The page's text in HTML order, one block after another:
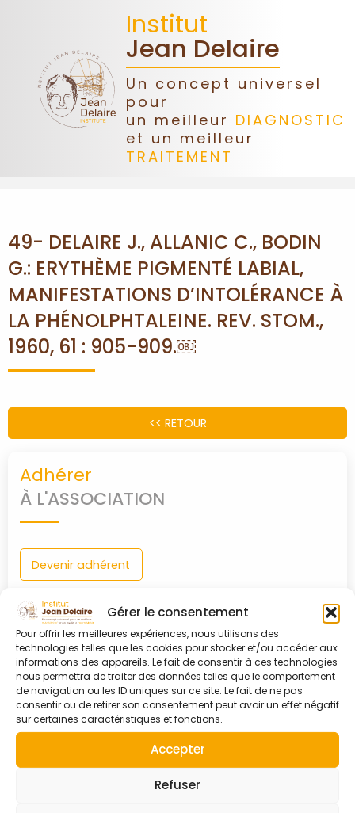
Gérer le consentement
Pour offrir les meilleures expériences, nous utilisons des
technologies telles que les cookies pour stocker et/ou accéder aux
informations des appareils. Le fait de consentir à ces technologies
nous permettra de traiter des données telles que le comportement
de navigation ou les ID uniques sur ce site. Le fait de ne pas
consentir ou de retirer son consentement peut avoir un effet négatif
sur certaines caractéristiques et fonctions.
Accepter
Refuser
Institut
Jean Delaire
Un concept universel
pour
un meilleur DIAGNOSTIC
et un meilleur
TRAITEMENT
49- DELAIRE J., ALLANIC C., BODIN
G.: ERYTHÈME PIGMENTÉ LABIAL,
MANIFESTATIONS D’INTOLÉRANCE À
LA PHÉNOLPHTALEINE. REV. STOM.,
1960, 61 : 905-909.￼
<< RETOUR
Adhérer
À L'ASSOCIATION
Devenir adhérent
Connexion
À MON COMPTE
Identifiant ou adresse e-mail
ACCUEIL
DONS
CONGRÈS
FORMATIONS
CONTACT
MON
COMPTE
shopping_cart0